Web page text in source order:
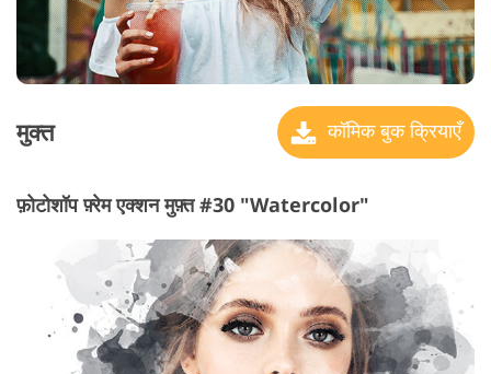
मुक्त कॉमिक बुक क्रियाएँ
फ़ोटोशॉप फ़्रेम एक्शन मुफ़्त #30 "Watercolor"